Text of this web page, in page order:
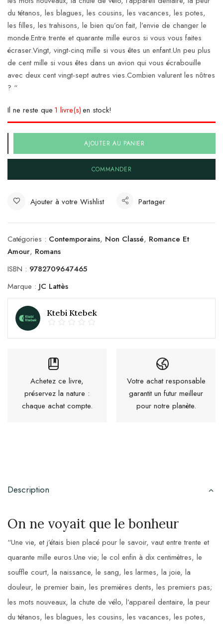
du tétanos, les blagues, les cousins, les vacances, les potes,
les filles, les trahisons, le bien qu’on fait, l’envie de changer le
monde.Entre trente et quarante mille euros si vous vous faites
écraser.Vingt, vingt-cinq mille si vous êtes un enfant.Un peu plus
de cent mille si vous êtes dans un avion qui vous écrabouille
avec deux cent vingt-sept autres vies.Combien valurent les nôtres
? “
Il ne reste que 1 livre(s)en stock!
AJOUTER AU PANIER
COMMANDER
Ajouter à votre Wishlist Partager
Catégories : Contemporains, Non Classé, Romance Et
Amour, Romans
ISBN : 9782709647465
Marque : JC Lattès
Ktebi Ktebek
Achetez ce livre,
préservez la nature :
chaque achat compte.
Votre achat responsable
garantit un futur meilleur
pour notre planète.
Description
On ne voyait que le bonheur
“Une vie, et j’étais bien placé pour le savoir, vaut entre trente et
quarante mille euros.Une vie; le col enfin à dix centimètres, le
souffle court, la naissance, le sang, les larmes, la joie, la
douleur, le premier bain, les premières dents, les premiers pas;
les mots nouveaux, la chute de vélo, l’appareil dentaire, la peur
du tétanos, les blagues, les cousins, les vacances, les potes,